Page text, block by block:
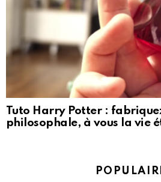
Tuto Harry Potter :
philosophale, à vous la vie